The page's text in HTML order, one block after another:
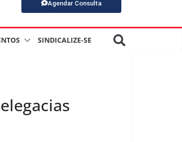
Agendar Consulta
SINDICALIZE-SE